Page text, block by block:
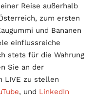
Reise außerhalb
zum ersten
und Bananen
einflussreiche
stets für die Wahrung
Sie an der
LIVE zu stellen
, und LinkedIn